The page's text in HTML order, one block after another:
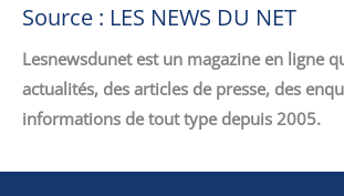
Source : LES NEWS DU NET
Lesnewsdunet est un magazine en ligne
actualités, des articles de presse, des
informations de tout type depuis 2005.